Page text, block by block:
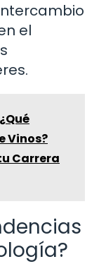
el
¿Qué
Vinos?
Carrera